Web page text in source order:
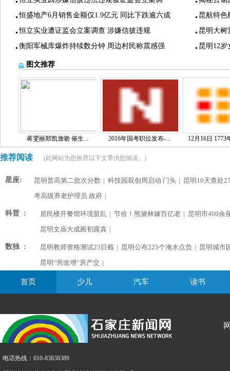
恒盛地产6月销售金额仅1.9亿元 同比下跌逾六成
恒立实业遭证监会立案调查 涉嫌信披违规
衡阳军械库爆炸持续数分钟 周边村民称震感强
昆航特色
昆明大树
昆明12
图文推荐
蒋雯丽郑凯激吻 催生... 2016年国考职位发布-... 12月16日 1773
推荐阅读 (此网站为您推荐以下文章供您阅读。)
星座: 昆明普高第二批次分数 | 科技园双创周启动 门头 | 昆明10天查处
考高级养老护理员 政府 |
科普 : 居民楼开餐馆环境脏乱 | 节俭！熊黛林嫁百亿老 | 昆明市400余
昆明文庙大成殿初露真 |
数独 : 昆明教师资格测试23日截 | 昆明公布225个淹水点负 | 昆明城市
昆明“营改增”房产交 |
首页 少儿 汽车 读书
电话热线：010-83838389